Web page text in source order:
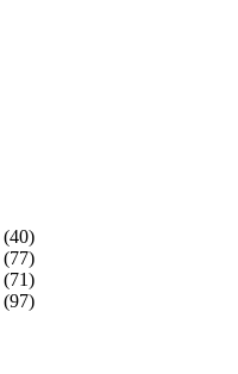
(40)
(77)
(71)
(97)